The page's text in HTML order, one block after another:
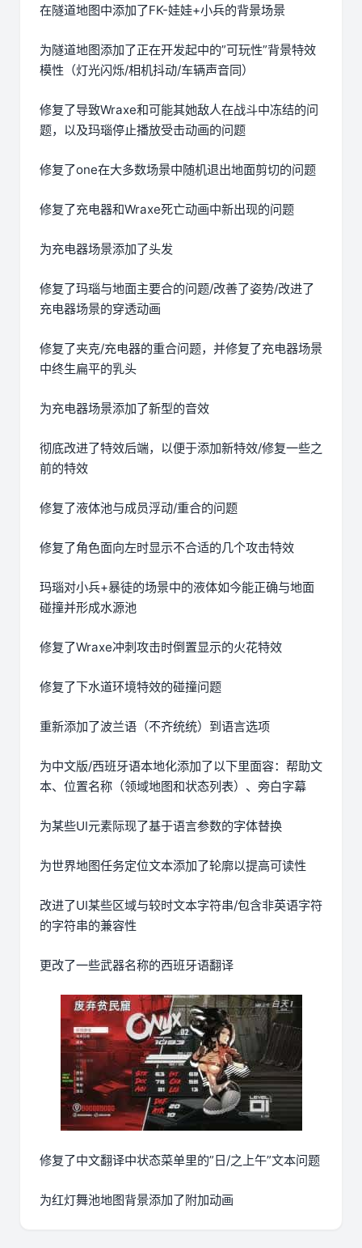
在隧道地图中添加了FK-娃娃+小兵的背景场景
为隧道地图添加了正在开发起中的”可玩性”背景特效
模性（灯光闪烁/相机抖动/车辆声音同）
修复了导致Wraxe和可能其她敌人在战斗中冻结的问
题，以及玛瑙停止播放受击动画的问题
修复了one在大多数场景中随机退出地面剪切的问题
修复了充电器和Wraxe死亡动画中新出现的问题
为充电器场景添加了头发
修复了玛瑙与地面主要合的问题/改善了姿势/改进了
充电器场景的穿透动画
修复了夹克/充电器的重合问题，并修复了充电器场景
中终生扁平的乳头
为充电器场景添加了新型的音效
彻底改进了特效后端，以便于添加新特效/修复一些之
前的特效
修复了液体池与成员浮动/重合的问题
修复了角色面向左时显示不合适的几个攻击特效
玛瑙对小兵+暴徒的场景中的液体如今能正确与地面
碰撞并形成水源池
修复了Wraxe冲刺攻击时倒置显示的火花特效
修复了下水道环境特效的碰撞问题
重新添加了波兰语（不齐统统）到语言选项
为中文版/西班牙语本地化添加了以下里面容：帮助文
本、位置名称（领域地图和状态列表）、旁白字幕
为某些UI元素际现了基于语言参数的字体替换
为世界地图任务定位文本添加了轮廓以提高可读性
改进了UI某些区域与较时文本字符串/包含非英语字符
的字符串的兼容性
更改了一些武器名称的西班牙语翻译
修复了中文翻译中状态菜单里的”日/之上午”文本问题
为红灯舞池地图背景添加了附加动画